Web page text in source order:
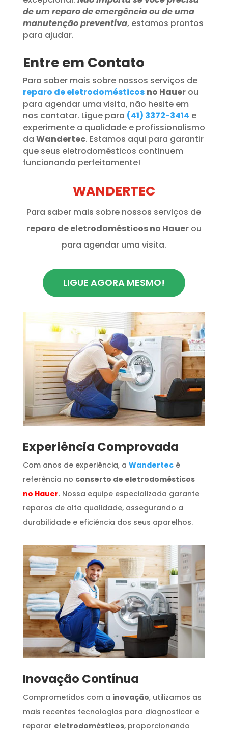
de um reparo de emergência ou de uma
manutenção preventiva, estamos prontos
para ajudar.
Entre em Contato
Para saber mais sobre nossos serviços de
reparo de eletrodomésticos no Hauerou
para agendar uma visita, não hesite em
nos contatar. Ligue para (41) 3372-3414 e
experimente a qualidade e profissionalismo
da Wandertec. Estamos aqui para garantir
que seus eletrodomésticos continuem
funcionando perfeitamente!
WANDERTEC
Para saber mais sobre nossos serviços de
reparo de eletrodomésticos no Hauerou
para agendar uma visita.
LIGUE AGORA MESMO!
​Experiência Comprovada
Com anos de experiência, a Wandertecé
referência no conserto de eletrodomésticos
no Hauer. Nossa equipe especializada garante
reparos de alta qualidade, assegurando a
durabilidade e eficiência dos seus aparelhos.
Inovação Contínua
Comprometidos com a inovação, utilizamos as
mais recentes tecnologias para diagnosticar e
reparar eletrodomésticos, proporcionando